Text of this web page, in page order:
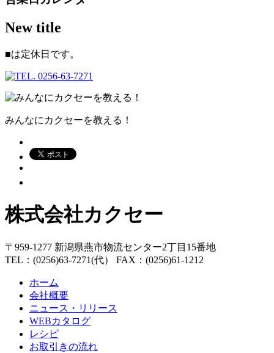
New title
■は定休日です。
みんなにカクセーを教える！
株式会社カクセー
〒959-1277 新潟県燕市物流センター2丁目15番地
TEL：(0256)63-7271(代） FAX：(0256)61-1212
ホーム
会社概要
ニュース・リリース
WEBカタログ
レシピ
お取引きの流れ